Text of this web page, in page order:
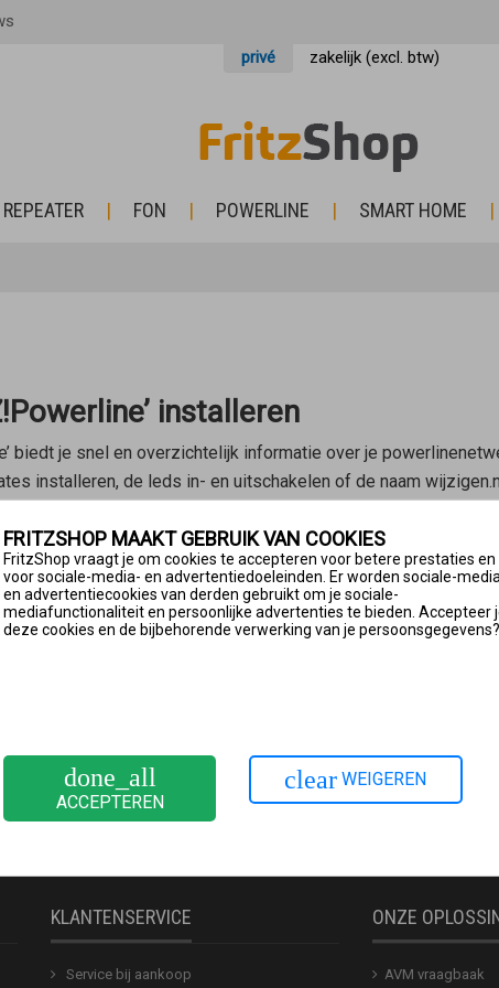
privé zakelijk (excl. btw)
REPEATER FON POWERLINE SMART HOME
installeren
biedt je snel en overzichtelijk informatie over je
installeren, de leds in- en uitschakelen of de naam
7 (64-bits) of macOS 26/15/14/13/12 geïnstalleerd.
kan maximaal negen powerlineapparaten weergeven.
downloaden en installeren
fritzpowerline/tools/fritzpowerline/
voor het besturingssysteem van je computer.
op een computer die via de FRITZ!Box via een
KLANTENSERVICE
Service bij aankoop
ONZE
AVM vraagbaak
FRITZSHOP MAAKT GEBRUIK VAN COOKIES
FritzShop vraagt je om cookies te accepteren voor betere prestaties en
voor sociale-media- en advertentiedoeleinden. Er worden sociale-
en advertentiecookies van derden gebruikt om je sociale-
mediafunctionaliteit en persoonlijke advertenties te bieden. Accepteer
deze cookies en de bijbehorende verwerking van je persoonsgegevens?
done_all
ACCEPTEREN
clear WEIGEREN